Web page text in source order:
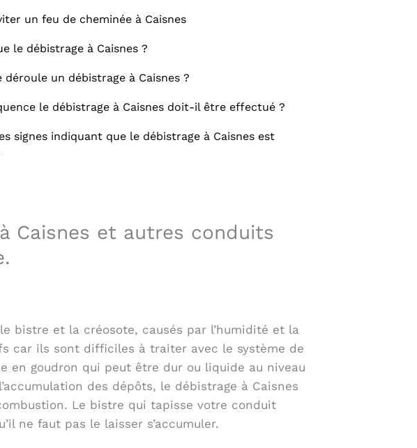
un feu de cheminée à Caisnes
le débistrage à Caisnes ?
déroule un débistrage à Caisnes ?
le débistrage à Caisnes doit-il être effectué ?
signes indiquant que le débistrage à Caisnes est
Caisnes et autres conduits
bistre et la créosote, causés par l’humidité et la
car ils sont difficiles à traiter avec le système de
en goudron qui peut être dur ou liquide au niveau
des dépôts, le débistrage à Caisnes
Le bistre qui tapisse votre conduit
ne faut pas le laisser s’accumuler.